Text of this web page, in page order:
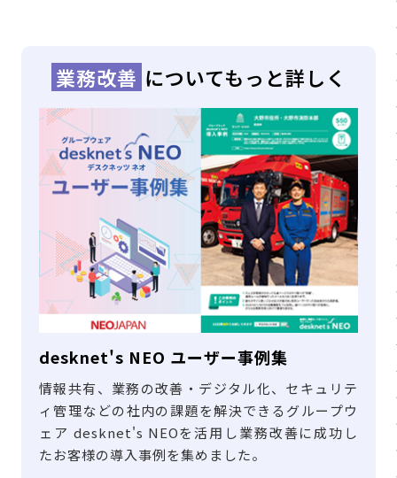
業務改善 についてもっと詳しく
desknet's NEO ユーザー事例集
情報共有、業務の改善・デジタル化、セキュリテ
ィ管理などの社内の課題を解決できるグループウ
ェア desknet's NEOを活用し業務改善に成功し
たお客様の導入事例を集めました。